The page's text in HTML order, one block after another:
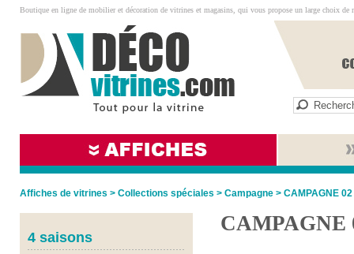
Boutique en ligne de mobilier et décoration de vitrines et magasins, qui vous propose un large choix de
Affiches de vitrines > Collections spéciales > Campagne > CAMPAGNE 02
4 saisons
CAMPAGNE